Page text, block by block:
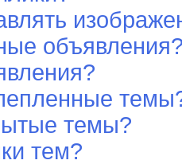
темы?
тем?